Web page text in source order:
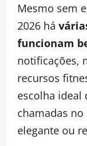
Mesmo sem
2026 há
funcionam
notificações,
recursos
escolha ideal
chamadas
elegante ou